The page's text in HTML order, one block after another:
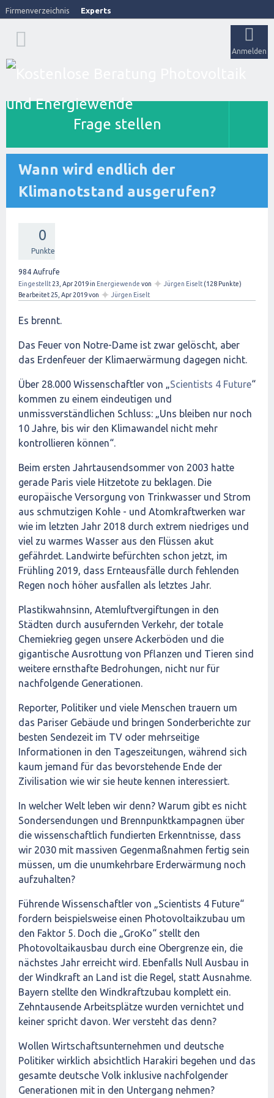
Firmenverzeichnis Experts
Anmelden
Frage stellen
Wann wird endlich der
Klimanotstand ausgerufen?
0
Punkte
984 Aufrufe
Eingestellt 23, Apr 2019in Energiewende von ✦ Jürgen Eiselt (128 Punkte)
Bearbeitet 25, Apr 2019von ✦ Jürgen Eiselt
Es brennt.
Das Feuer von Notre-Dame ist zwar gelöscht, aber
das Erdenfeuer der Klimaerwärmung dagegen nicht.
Über 28.000 Wissenschaftler von „Scientists 4 Future“
kommen zu einem eindeutigen und
unmissverständlichen Schluss: „Uns bleiben nur noch
10 Jahre, bis wir den Klimawandel nicht mehr
kontrollieren können“.
Beim ersten Jahrtausendsommer von 2003 hatte
gerade Paris viele Hitzetote zu beklagen. Die
europäische Versorgung von Trinkwasser und Strom
aus schmutzigen Kohle - und Atomkraftwerken war
wie im letzten Jahr 2018 durch extrem niedriges und
viel zu warmes Wasser aus den Flüssen akut
gefährdet. Landwirte befürchten schon jetzt, im
Frühling 2019, dass Ernteausfälle durch fehlenden
Regen noch höher ausfallen als letztes Jahr.
Plastikwahnsinn, Atemluftvergiftungen in den
Städten durch ausufernden Verkehr, der totale
Chemiekrieg gegen unsere Ackerböden und die
gigantische Ausrottung von Pflanzen und Tieren sind
weitere ernsthafte Bedrohungen, nicht nur für
nachfolgende Generationen.
Reporter, Politiker und viele Menschen trauern um
das Pariser Gebäude und bringen Sonderberichte zur
besten Sendezeit im TV oder mehrseitige
Informationen in den Tageszeitungen, während sich
kaum jemand für das bevorstehende Ende der
Zivilisation wie wir sie heute kennen interessiert.
In welcher Welt leben wir denn? Warum gibt es nicht
Sondersendungen und Brennpunktkampagnen über
die wissenschaftlich fundierten Erkenntnisse, dass
wir 2030 mit massiven Gegenmaßnahmen fertig sein
müssen, um die unumkehrbare Erderwärmung noch
aufzuhalten?
Führende Wissenschaftler von „Scientists 4 Future“
fordern beispielsweise einen Photovoltaikzubau um
den Faktor 5. Doch die „GroKo“ stellt den
Photovoltaikausbau durch eine Obergrenze ein, die
nächstes Jahr erreicht wird. Ebenfalls Null Ausbau in
der Windkraft an Land ist die Regel, statt Ausnahme.
Bayern stellte den Windkraftzubau komplett ein.
Zehntausende Arbeitsplätze wurden vernichtet und
keiner spricht davon. Wer versteht das denn?
Wollen Wirtschaftsunternehmen und deutsche
Politiker wirklich absichtlich Harakiri begehen und das
gesamte deutsche Volk inklusive nachfolgender
Generationen mit in den Untergang nehmen?